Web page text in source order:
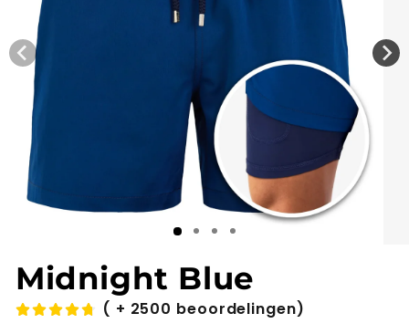
Midnight Blue
( + 2500 beoordelingen)